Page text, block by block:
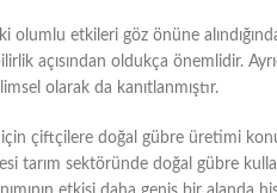
etkileri göz önüne
açısından oldukça önemlidir.
olarak da kanıtlanmıştır.
için çiftçilere doğal gübre üretimi
tarım sektöründe doğal gübre